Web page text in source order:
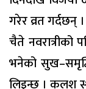
गरेर व्रत गर्दछन्
चैते नवरात्रीको
भनेको
लिइन्छ । कलश